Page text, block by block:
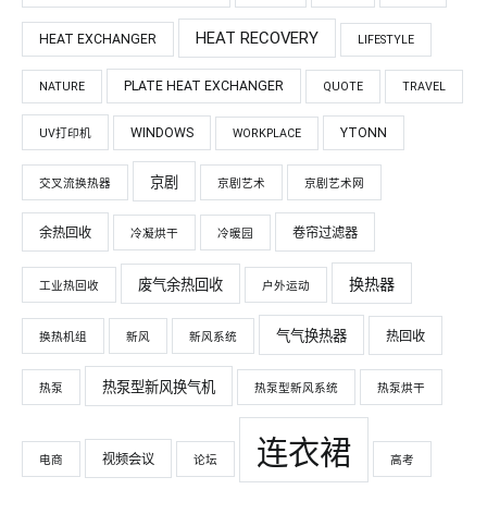
HEAT EXCHANGER HEAT RECOVERY LIFESTYLE
NATURE PLATE HEAT EXCHANGER QUOTE TRAVEL
UV打印机 WINDOWS WORKPLACE YTONN
交叉流换热器 京剧 京剧艺术 京剧艺术网
余热回收 冷凝烘干 冷暖园 卷帘过滤器
工业热回收 废气余热回收 户外运动 换热器
换热机组 新风 新风系统 气气换热器 热回收
热泵 热泵型新风换气机 热泵型新风系统 热泵烘干
电商 视频会议 论坛 连衣裙 高考